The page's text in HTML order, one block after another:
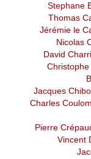
Stephane
Thomas
Jérémie le
Nicolas
David
Christophe
Jacques
Charles
Pierre
Vincent